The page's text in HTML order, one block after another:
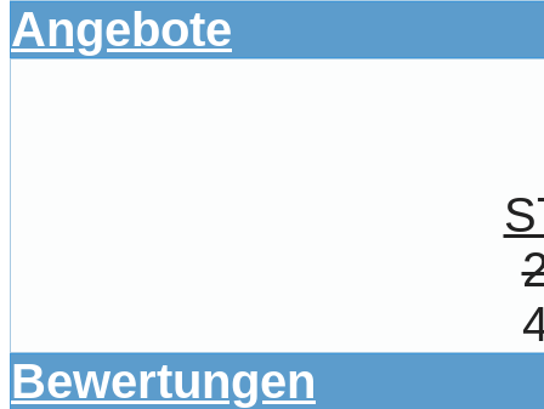
Angebote
Bewertungen